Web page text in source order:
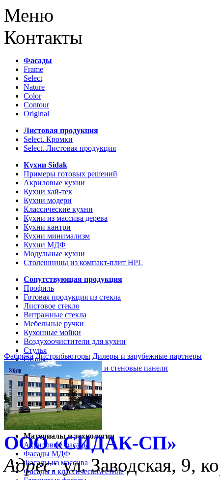
Меню
Контакты
Фасады
Frame
Select
Nature
Color
Contour
Original
Листовая продукция
Select. Кромки
Select. Листовая продукция
Кухни Sidak
Примеры готовых решений
Акриловые кухни
Кухни хай-тек
Кухни модерн
Классические кухни
Кухни из массива дерева
Кухни кантри
Кухни минимализм
Кухни МДФ
Модульные кухни
Столешницы из компакт-плит HPL
Сопутствующая продукция
Профиль
Готовая продукция из стекла
Листовое стекло
Витражные стекла
Мебельные ручки
Кухонные мойки
Воздухоочистители для кухни
Стулья
Столы
Кухонные столешницы и стеновые панели
Кухни и мебель
Кухни Softline Marine
Кухни Сидак-СП
Гид по декорам
Материалы и технологии
Акриловые фасады
Фасады МДФ
Фасады из массива
Фасады в классическом стиле
Фабрика Дистрибьюторы Дилеры и зарубежные партнеры
ООО «CИДАК-СП»
Адрес:ул. Заводская, 9,